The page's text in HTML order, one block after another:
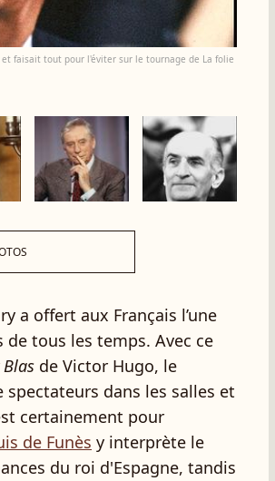
faisait tout pour l'éviter sur le tournage de La folie
a offert aux Français l’une
tous les temps. Avec ce
Blas de Victor Hugo, le
dans les salles et
certainement pour
de Funès y interprète le
du roi d'Espagne, tandis